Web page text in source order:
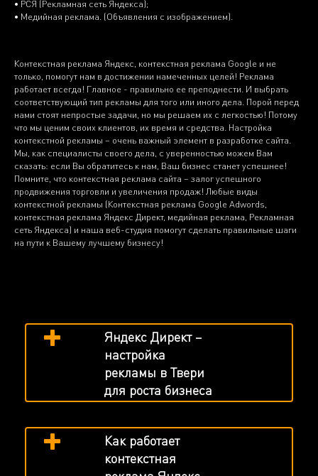
• РСЯ (Рекламная сеть Яндекса);
• Медийная реклама. (Объявления с изображением).
Контекстная реклама Яндекс, контекстная реклама Google и не
только, помогут нам в достижении намеченных целей! Реклама
работает всегда! Главное - правильно ее преподнести. И выбрать
соответствующий тип рекламы для того или иного дела. Порой перед
нами стоят непростые задачи, но мы решаем их с легкостью! Потому
что мы ценим своих клиентов, их время и средства. Настройка
контекстной рекламы – очень важный элемент в разработке сайта.
Мы, как специалисты своего дела, с уверенностью можем Вам
сказать: если Вы обратитесь к нам, Ваш бизнес станет успешнее!
Помните, что контекстная реклама сайта – залог успешного
продвижения торговли и увеличения продаж! Любые виды
контекстной рекламы (Контекстная реклама Google Adwords,
контекстная реклама Яндекс Директ, медийная реклама, Рекламная
сеть Яндекса) и наша веб-студия помогут сделать правильные шаги
на пути к Вашему лучшему бизнесу!
Яндекс Директ –
настройка
рекламы в Твери
для роста бизнеса
Как работает
контекстная